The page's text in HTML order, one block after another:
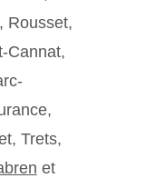
Rousset,
Cannat,
Trets,
et